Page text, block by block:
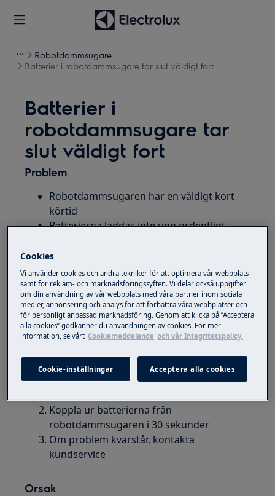
Robotdammsugare
Batterier i robotdammsugare tar slut väldigt fort
Batterier i
robotdammsugare tar
slut väldigt fort
Problem
Robotdammsugaren har en väldigt kort
körtid
Batterierna laddas inte upp ordentligt
robotdammsugaren är väldigt kort
Gäller
Purei9
Robotdammsugare
Lösning
Rengör laddningsdynorna på både robot
Koppla ur batterierna från
robotdammsugaren i 30 sekunder
Om problem kvarstår, kontakta
kundservice
Orsak
Cookies
Vi använder cookies och andra tekniker för att optimera vår webbplats
samt för reklam- och marknadsföringssyften. Vi delar också uppgifter
om din användning av vår webbplats med våra partner inom sociala
medier, annonsering och analys för att förbättra våra webbplatser och
för personligt anpassad marknadsföring. Genom att klicka på ”Acceptera
alla cookies” godkänner du användningen av cookies. För mer
information, se vårt Cookiemeddelande och vår Integritetspolicy.
Cookie-inställningar Acceptera alla cookies